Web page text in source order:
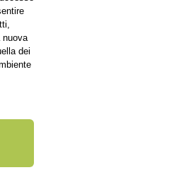
nuova
dei